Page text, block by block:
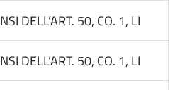
DELL’ART. 50, CO. 1, LETT.
DELL’ART. 50, CO. 1, LETT.